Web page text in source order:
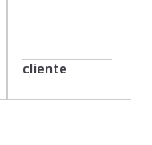
cliente